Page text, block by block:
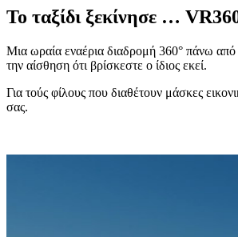
Το ταξίδι ξεκίνησε …
Μια ωραία εναέρια διαδρομή 360° πάνω
την αίσθηση ότι βρίσκεστε ο ίδιος εκεί.
Για τούς φίλους που διαθέτουν μάσκες
σας.